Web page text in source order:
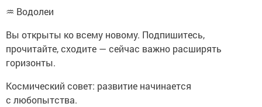
♒ Водолеи
Вы открыты ко всему новому. Подпишитесь,
прочитайте, сходите — сейчас важно расширять
горизонты.
Космический совет: развитие начинается
с любопытства.